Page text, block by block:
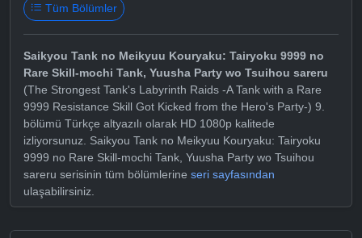
Tüm Bölümler
Saikyou Tank no Meikyuu Kouryaku: Tairyoku 9999 no
Rare Skill-mochi Tank, Yuusha Party wo Tsuihou sareru
(The Strongest Tank's Labyrinth Raids -A Tank with a Rare
9999 Resistance Skill Got Kicked from the Hero's Party-) 9.
bölümü Türkçe altyazılı olarak HD 1080p kalitede
izliyorsunuz. Saikyou Tank no Meikyuu Kouryaku: Tairyoku
9999 no Rare Skill-mochi Tank, Yuusha Party wo Tsuihou
sareru serisinin tüm bölümlerine seri sayfasından
ulaşabilirsiniz.